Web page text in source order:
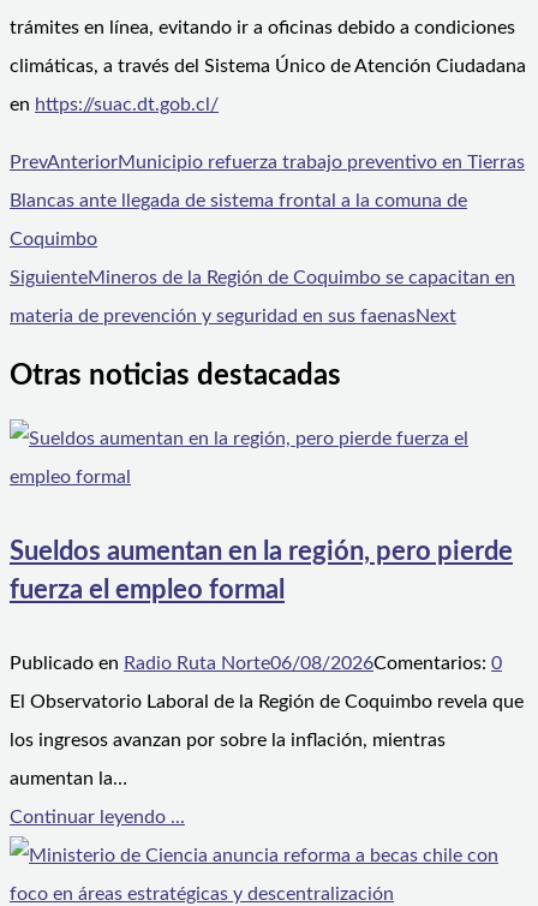
trámites en línea, evitando ir a oficinas debido a condiciones
climáticas, a través del Sistema Único de Atención Ciudadana
en https://suac.dt.gob.cl/
PrevAnteriorMunicipio refuerza trabajo preventivo en Tierras
Blancas ante llegada de sistema frontal a la comuna de
Coquimbo
SiguienteMineros de la Región de Coquimbo se capacitan en
materia de prevención y seguridad en sus faenasNext
Otras noticias destacadas
Sueldos aumentan en la región, pero pierde
fuerza el empleo formal
Publicado en Radio Ruta Norte06/08/2026Comentarios: 0
El Observatorio Laboral de la Región de Coquimbo revela que
los ingresos avanzan por sobre la inflación, mientras
aumentan la…
Continuar leyendo ...